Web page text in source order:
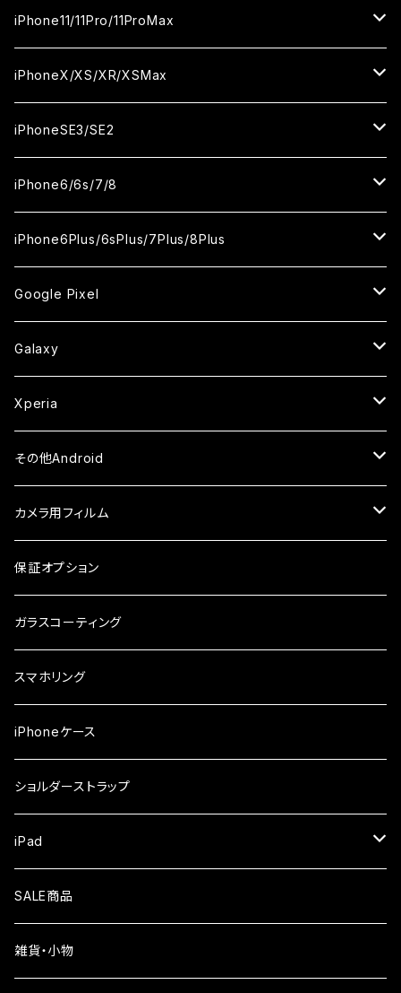
セラミックフィルム
ガラスフィルム
セラミックフィルム
セラミックフィルム
ガラスフィルム
セラミックフィルム
iPhone15ProMax
ガラスフィルム
セラミックフィルム
セラミックフィルム
ガラスフィルム
セラミックフィルム
iPhone14Plus
ガラスフィルム
セラミックフィルム
iPhone14ProMax
ガラスフィルム
セラミックフィルム
ガラスフィルム
セラミックフィルム
iPhone13mini
ガラスフィルム
セラミックフィルム
iPhone13ProMax
ガラスフィルム
セラミックフィルム
iPhone12/12Pro
ガラスフィルム
セラミックフィルム
iPhone12mini
ガラスフィルム
セラミックフィルム
iPhone12ProMax
ガラスフィルム
セラミックフィルム
iPhone11/11Pro/11ProMax
iPhone11
ガラスフィルム
セラミックフィルム
iPhone11Pro
ガラスフィルム
セラミックフィルム
iPhone11Pro Max
ガラスフィルム
セラミックフィルム
iPhoneX/XS/XR/XSMax
iPhoneX
ガラスフィルム
セラミックフィルム
iPhoneXS
ガラスフィルム
セラミックフィルム
iPhoneXR
ガラスフィルム
セラミックフィルム
iPhoneXSMax
ガラスフィルム
セラミックフィルム
iPhoneSE3/SE2
iPhoneSE3
ガラスフィルム
ケース
iPhoneSE2
ガラスフィルム
ケース
iPhone6/6s/7/8
iPhone8
ガラスフィルム
セラミックフィルム
iPhone7
ガラスフィルム
セラミックフィルム
iPhone6s
ガラスフィルム
ケース・カバー
iPhone6
ガラスフィルム
ケース・カバー
iPhone6Plus/6sPlus/7Plus/8Plus
iPhone6Plus
ガラスフィルム
ケース
iPhone6sPlus
ガラスフィルム
ケース
iPhone7Plus
ガラスフィルム
ケース
iPhone8Plus
ガラスフィルム
ケース
Google Pixel
ガラスフィルム
セラミックフィルム
ケース
Galaxy
ガラスフィルム
セラミックフィルム
ケース
Xperia
ガラスフィルム
その他Android
AQUOS
ガラスフィルム
arrows
ガラスフィルム
シンプルスマホ
ガラスフィルム
らくらくスマホ
ガラスフィルム
OPPO
ガラスフィルム
Xiaomi
ガラスフィルム
カメラ用フィルム
iPhone
iPhone17e
iPhone17ProMax
iPhone16
iPhone15
Android
保証オプション
ガラスコーティング
スマホリング
iPhoneケース
ショルダーストラップ
iPad
液晶フィルム
SALE商品
雑貨・小物